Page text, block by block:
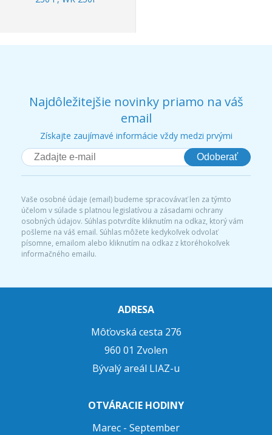
Najdôležitejšie novinky priamo na váš
email
Získajte zaujímavé informácie vždy medzi prvými
Odoberať
Vaše osobné údaje (email) budeme spracovávať len za týmto
účelom v súlade s platnou legislatívou a zásadami ochrany
osobných údajov. Súhlas potvrdíte kliknutím na odkaz, ktorý vám
pošleme na váš email. Súhlas môžete kedykoľvek odvolať
písomne, emailom alebo kliknutím na odkaz z ktoréhokoľvek
informačného emailu.
ADRESA
Môťovská cesta 276
960 01 Zvolen
Bývalý areál LIAZ-u
OTVÁRACIE HODINY
Marec - September